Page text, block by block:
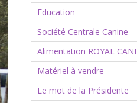
Education
Société Centrale Canine
Alimentation ROYAL
Matériel à vendre
Le mot de la Présidente